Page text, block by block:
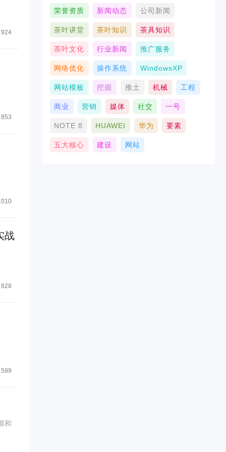
924
853
战
828
599
和
荣誉资质 新闻动态 公司新闻
茶叶讲堂 茶叶知识 茶具知识
茶叶文化 行业新闻 推广服务
网络优化 操作系统 WindowsXP
网站模板 挖掘 推土 机械 工程
商业 营销 媒体 社交 一号
NOTE 8 HUAWEI 华为 要素
五大核心 建设 网站